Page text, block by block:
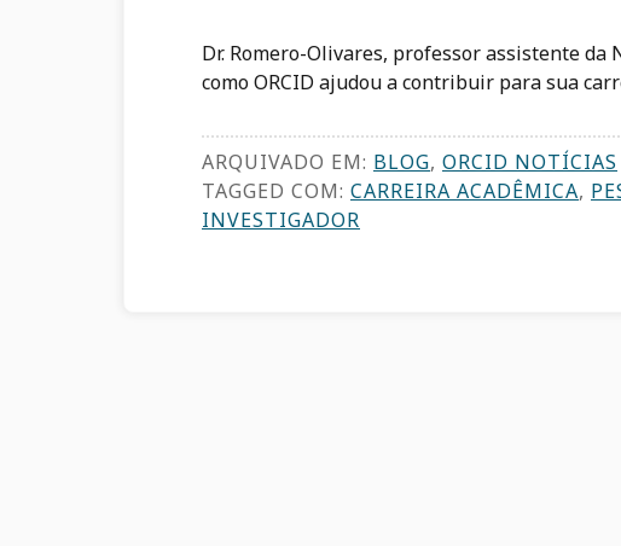
Dr. Romero-Olivares, professor assistente
como ORCID ajudou a contribuir para sua
ARQUIVADO EM: BLOG, ORCID NOTÍCIAS
TAGGED COM: CARREIRA ACADÊMICA,
INVESTIGADOR